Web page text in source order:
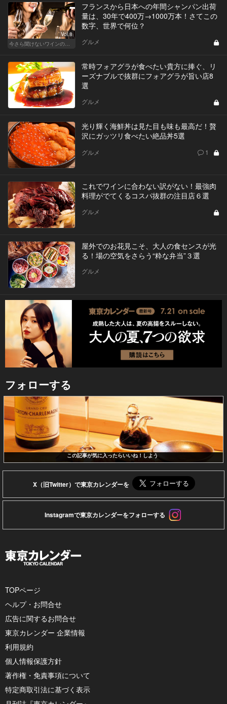
Vol.8
フランスから日本への年間シャンパン出荷
量は、30年で400万→1000万本！さてこの
数字、世界で何位？
グルメ
常時フォアグラが食べたい貴方に捧ぐ、リ
ーズナブルで抜群にフォアグラが旨い店8
選
グルメ
光り輝く海鮮丼は見た目も味も最高だ！贅
沢にガッツリ食べたい絶品丼5選
グルメ 1
これでワインに合わない訳がない！最強肉
料理がでてくるコスパ抜群の注目店６選
グルメ
屋外でのお花見こそ、大人の食センスが光
る！場の空気をさらう“粋な弁当”３選
グルメ
フォローする
この記事が気に入ったらいいね！しよう
X（旧Twitter）で東京カレンダーを
Instagramで東京カレンダーをフォローする
TOPページ
ヘルプ・お問合せ
広告に関するお問合せ
東京カレンダー 企業情報
利用規約
個人情報保護方針
著作権・免責事項について
特定商取引法に基づく表示